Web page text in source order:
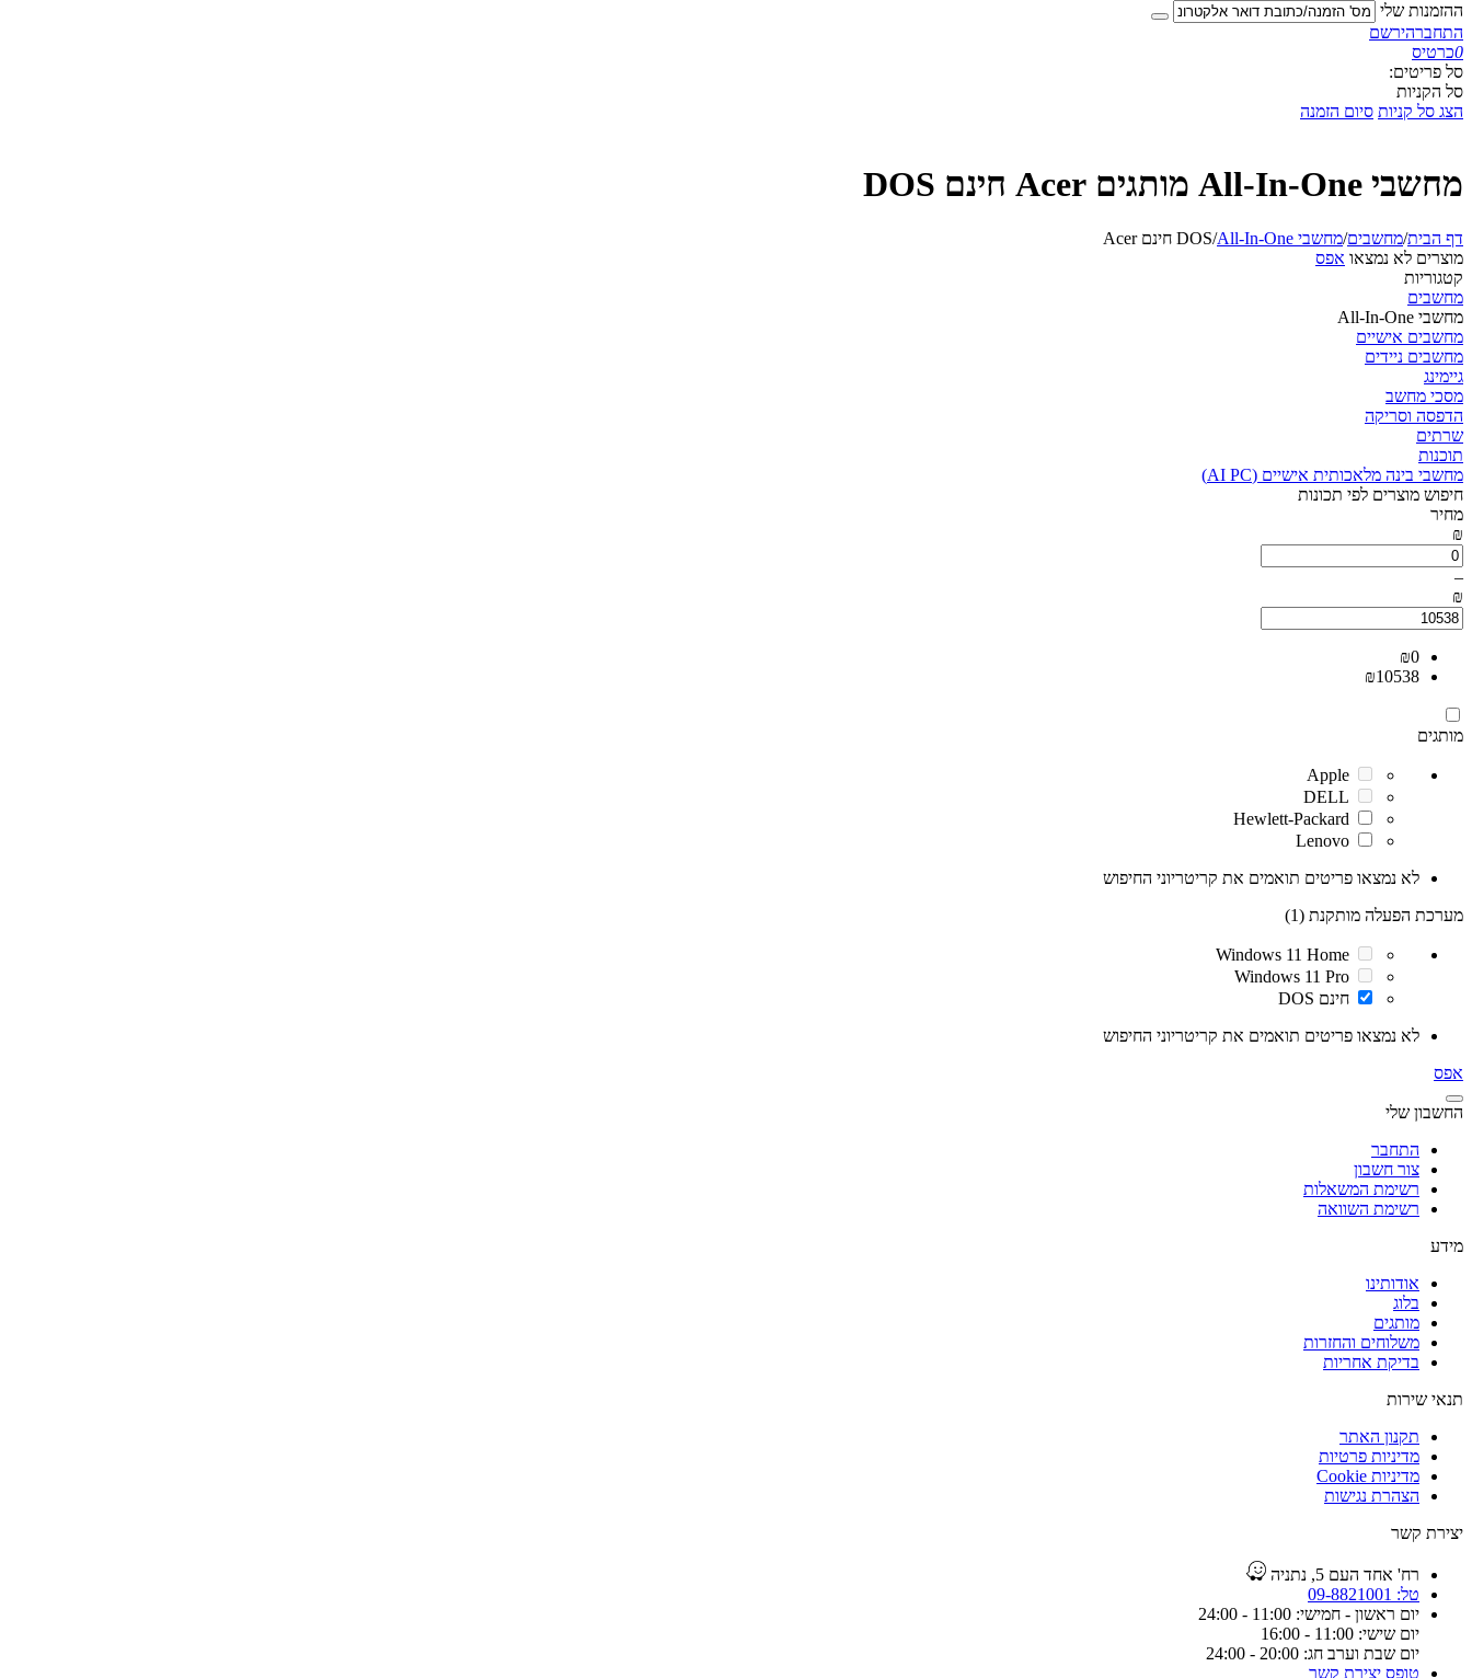
ההזמנות שלי
התחברהירשם
0כרטיס
סל פריטים:
סל הקניות
הצג סל קניות סיום הזמנה
מחשבי All-In-One מותגים Acer חינם DOS
דף הבית/מחשבים/מחשבי All-In-One /Acer חינם DOS
מוצרים לא נמצאו אפס
קטגוריות
מחשבים
מחשבי All-In-One
מחשבים אישיים
מחשבים ניידים
גיימינג
מסכי מחשב
הדפסה וסריקה
שרתים
תוכנות
מחשבי בינה מלאכותית אישיים (AI PC)
חיפוש מוצרים לפי תכונות
מחיר
₪
–
₪
₪0
₪10538
מותגים
Apple
DELL
Hewlett-Packard
Lenovo
לא נמצאו פריטים תואמים את קריטריוני החיפוש
מערכת הפעלה מותקנת (1)
Windows 11 Home
Windows 11 Pro
חינם DOS
לא נמצאו פריטים תואמים את קריטריוני החיפוש
אפס
החשבון שלי
התחבר
צור חשבון
רשימת המשאלות
רשימת השוואה
מידע
אודותינו
בלוג
מותגים
משלוחים והחזרות
בדיקת אחריות
תנאי שירות
תקנון האתר
מדיניות פרטיות
מדיניות Cookie
הצהרת נגישות
יצירת קשר
רח' אחד העם 5, נתניה
טל: 09-8821001
יום ראשון - חמישי: 11:00 - 24:00
יום שישי: 11:00 - 16:00
יום שבת וערב חג: 20:00 - 24:00
טופס יצירת קשר